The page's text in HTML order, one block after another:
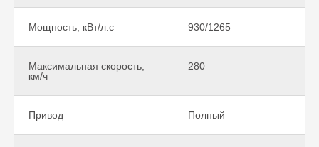
Мощность, кВт/л.с 930/1265
Максимальная скорость,
км/ч
280
Привод Полный